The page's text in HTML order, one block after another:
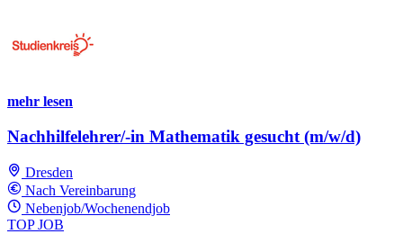
mehr lesen
Nachhilfelehrer/-in Mathematik gesucht (m/w/d)
Dresden
Nach Vereinbarung
Nebenjob/Wochenendjob
TOP JOB